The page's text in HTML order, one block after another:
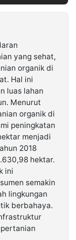
yang sehat,
organik di
Hal ini
luas lahan
Menurut
organik di
peningkatan
menjadi
2018
hektar.
ini
semakin
lingkungan
berbahaya.